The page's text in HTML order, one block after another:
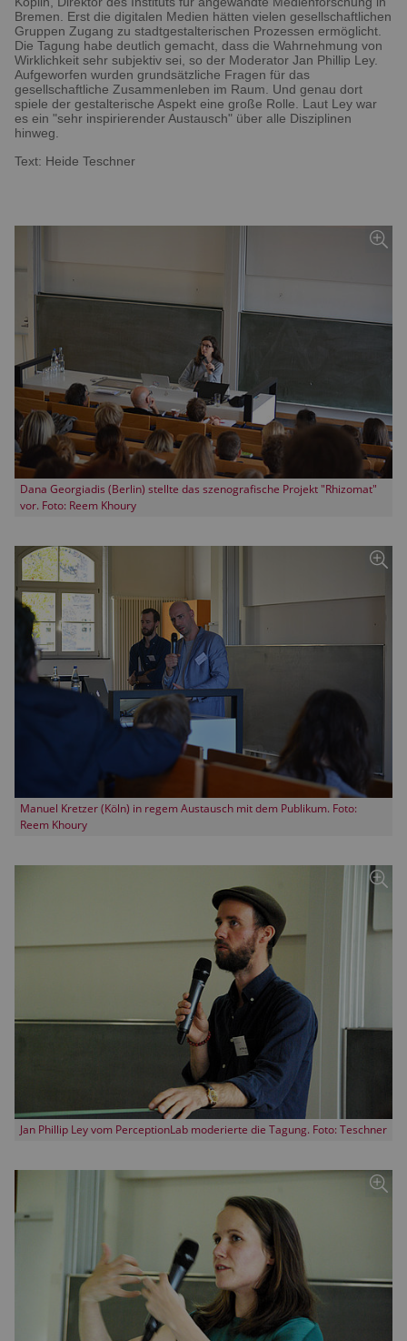
Bremen. Erst die digitalen Medien hätten vielen gesellschaftlichen
Gruppen Zugang zu stadtgestalterischen Prozessen ermöglicht.
Die Tagung habe deutlich gemacht, dass die Wahrnehmung von
Wirklichkeit sehr subjektiv sei, so der Moderator Jan Phillip Ley.
Aufgeworfen wurden grundsätzliche Fragen für das
gesellschaftliche Zusammenleben im Raum. Und genau dort
spiele der gestalterische Aspekt eine große Rolle. Laut Ley war
es ein "sehr inspirierender Austausch" über alle Disziplinen
hinweg.
Text: Heide Teschner
Dana Georgiadis (Berlin) stellte das szenografische Projekt "Rhizomat"
vor. Foto: Reem Khoury
Manuel Kretzer (Köln) in regem Austausch mit dem Publikum. Foto:
Reem Khoury
Jan Phillip Ley vom PerceptionLab moderierte die Tagung. Foto: Teschner